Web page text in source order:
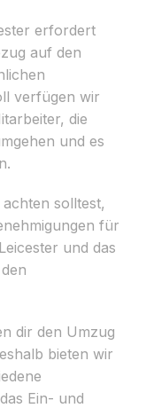
erfordert
auf den
verfügen wir
die
und es
solltest,
für
und das
dir den Umzug
bieten wir
Ein- und